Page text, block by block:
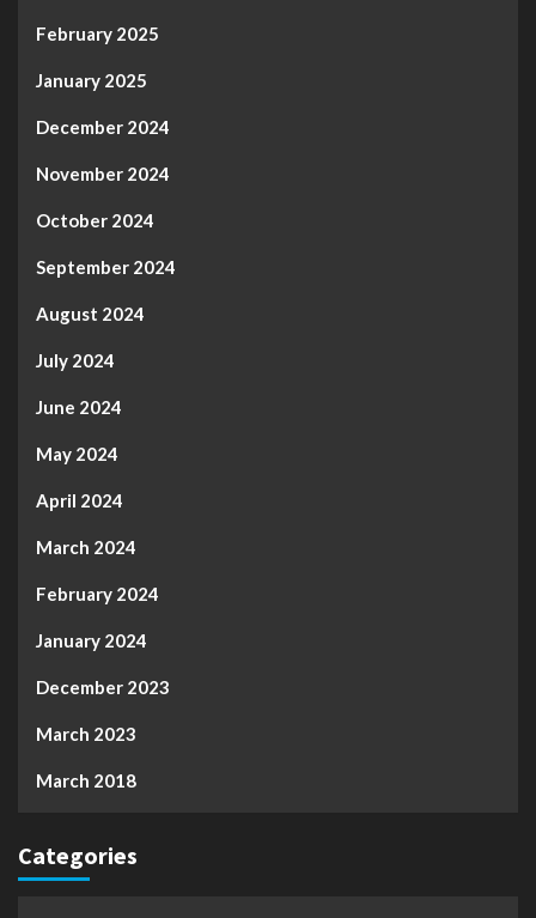
February 2025
January 2025
December 2024
November 2024
October 2024
September 2024
August 2024
July 2024
June 2024
May 2024
April 2024
March 2024
February 2024
January 2024
December 2023
March 2023
March 2018
Categories